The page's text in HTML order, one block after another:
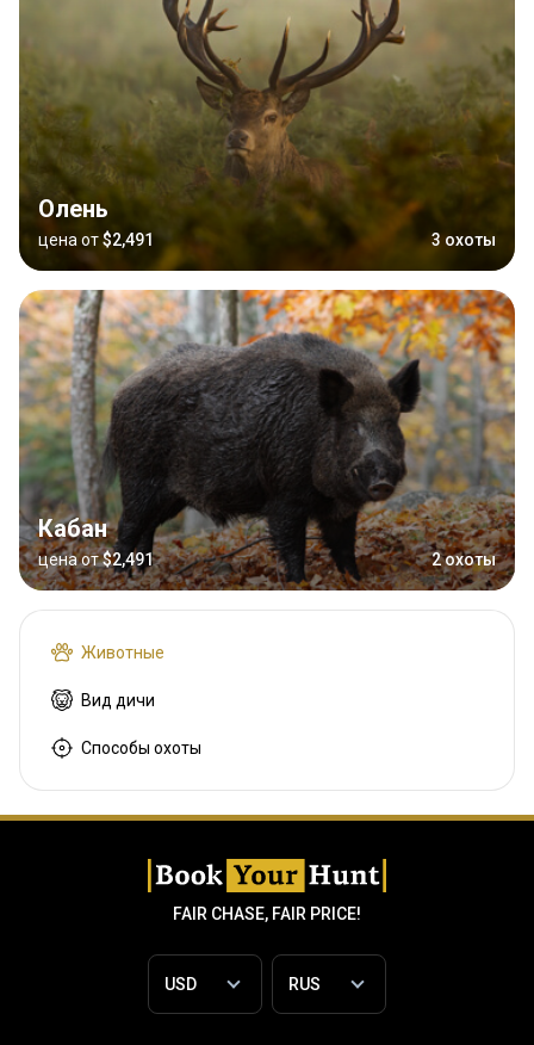
Олень
цена от$2,491 3 охоты
Кабан
цена от$2,491 2 охоты
Животные
Вид дичи
Способы охоты
FAIR CHASE, FAIR PRICE!